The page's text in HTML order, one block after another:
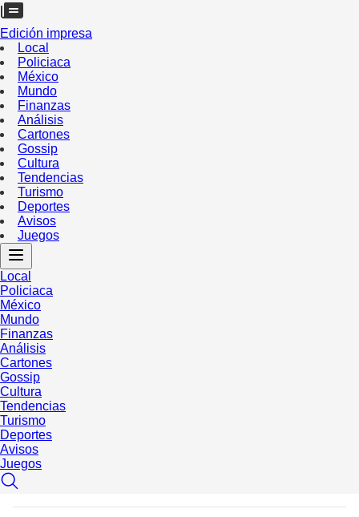
Edición impresa
Local
Policiaca
México
Mundo
Finanzas
Análisis
Cartones
Gossip
Cultura
Tendencias
Turismo
Deportes
Avisos
Juegos
Local
Policiaca
México
Mundo
Finanzas
Análisis
Cartones
Gossip
Cultura
Tendencias
Turismo
Deportes
Avisos
Juegos